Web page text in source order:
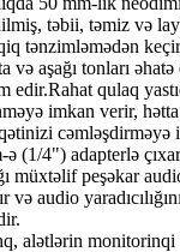
təbii, təmiz və
tənzimləmədən
və aşağı tonları
edir.Rahat qulaq
imkan verir,
cəmləşdirməyə
(1/4") adapterlə
müxtəlif peşəkar
və audio
alətlərin monitorinqi